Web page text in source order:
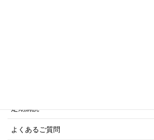
定期購読
よくあるご質問